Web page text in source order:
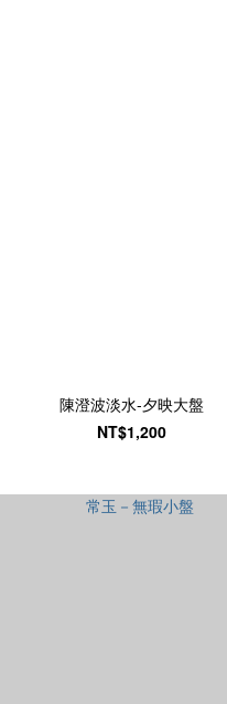
陳澄波淡水-夕映大盤
NT$1,200